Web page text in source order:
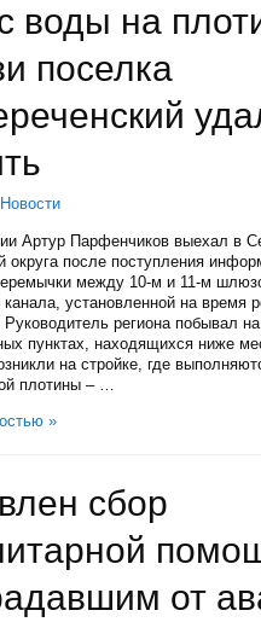
воды на
поселка
Новости
Артур Парфенчиков выехал в
округа после поступления
между 10-м и 11-м
канала, установленной на время
региона побывал
пунктах, находящихся ниже
на стройке, где
плотины – …
»
сбор
от